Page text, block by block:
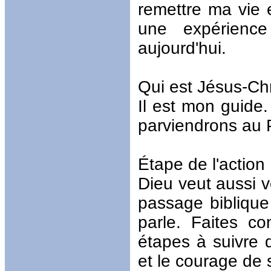
remettre ma vie
une
aujourd'hui.
Qui est Jésus-
Il est mon
parviendrons au
Étape de l'action
Dieu veut aussi
passage
parle. Faites
étapes à suivre
et le courage de